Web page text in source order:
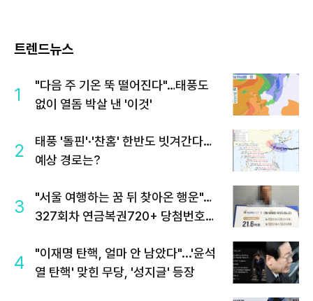
트렌드뉴스
1
"다음 주 기온 뚝 떨어진다"…태풍도
없이 열돔 박살 낸 '이것'
2
태풍 '돌핀'·'찬홈' 한반도 빗겨간다…
예상 경로는?
3
"서울 여행하는 꿈 뒤 찾아온 행운"…
327회차 연금복권720+ 당첨번호조
4
"이재명 탄핵, 얼마 안 남았다"...'윤석
열 탄핵' 맞힌 무당, '성지글' 등장